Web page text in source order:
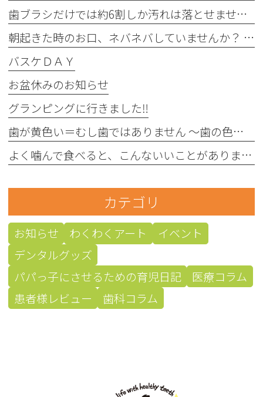
歯ブラシだけでは約6割しか汚れは落とせません〜フロスや歯間ブラシが大切な理由〜
朝起きた時のお口、ネバネバしていませんか？ 〜実は細菌が増えているサインかもしれません〜
バスケＤＡＹ
お盆休みのお知らせ
グランピングに行きました‼︎
歯が黄色い＝むし歯ではありません 〜歯の色にはさまざまな原因があります〜
よく噛んで食べると、こんないいことがあります！
カテゴリ
お知らせ わくわくアート
イベント
デンタルグッズ
パパっ子にさせるための育児日記
医療コラム
患者様レビュー
歯科コラム